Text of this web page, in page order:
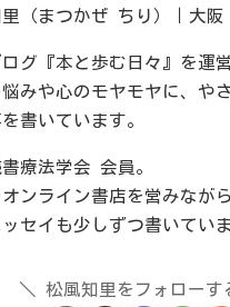
（まつかぜ ちり）｜大阪
グ『本と歩む日々』を運営
みや心のモヤモヤに、や
書いています。
療法学会 会員。
ンライン書店を営みなが
セイも少しずつ書いていま
松風知里をフォローす